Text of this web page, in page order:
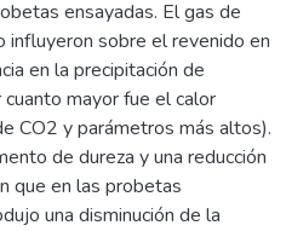
ensayadas. El gas de
influyeron sobre el revenido en
en la precipitación de
mayor fue el calor
CO2 y parámetros más altos).
de dureza y una reducción
que en las probetas
una disminución de la